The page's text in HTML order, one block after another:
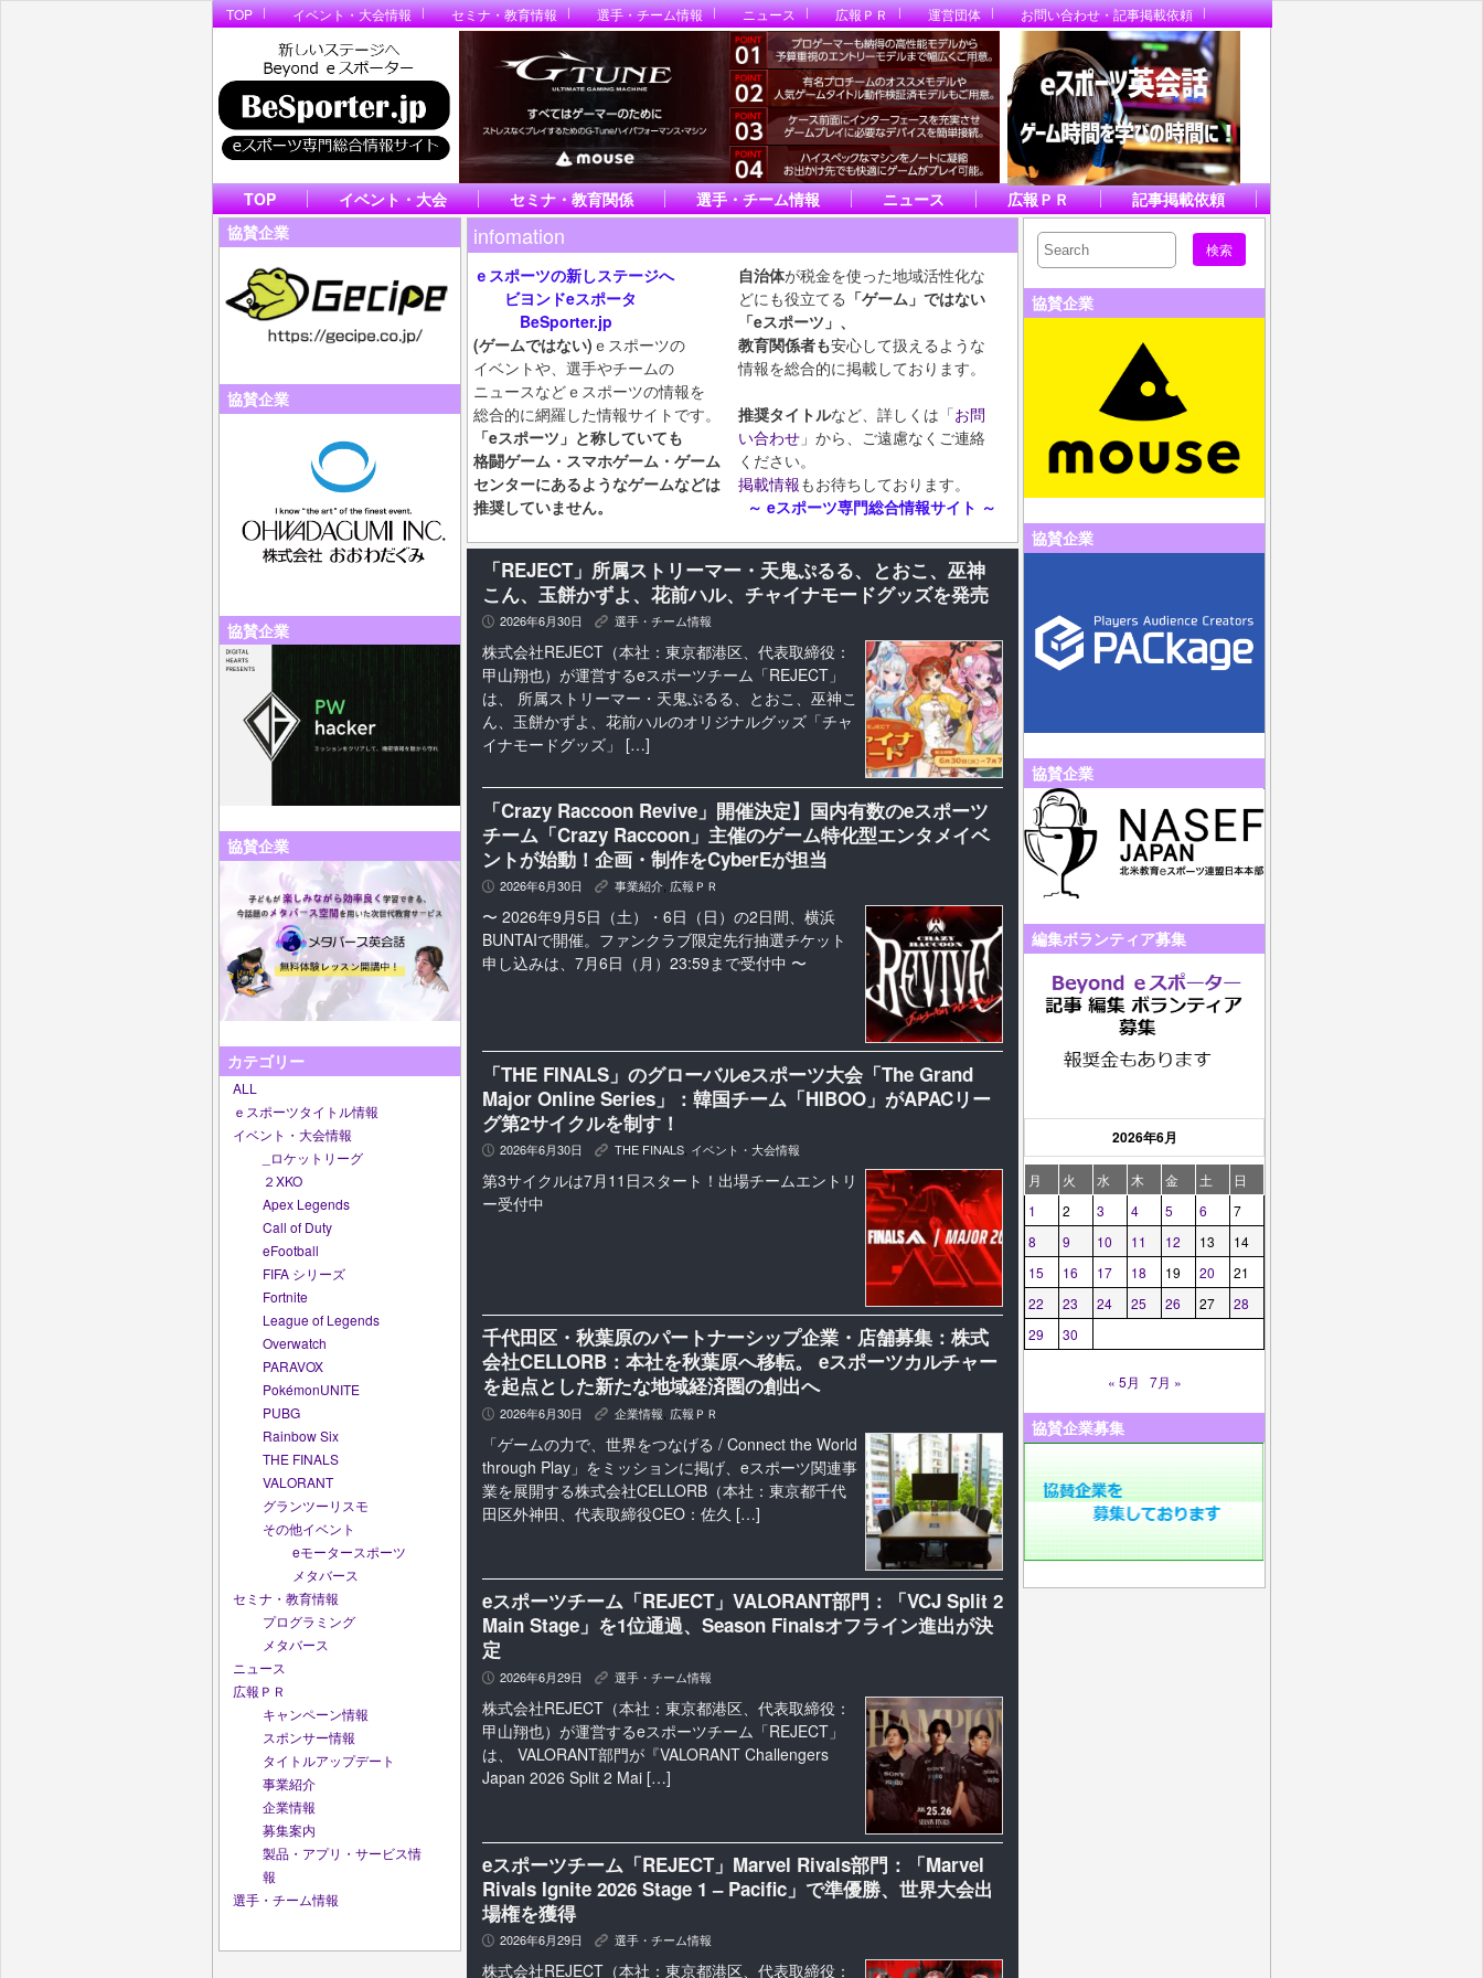
TOP イベント・大会情報 セミナ・教育情報 選手・チーム情報 ニュース 広報ＰＲ 運営団体 お問い合わせ・記事掲載依頼
TOP イベント・大会 セミナ・教育関係 選手・チーム情報 ニュース 広報ＰＲ
記事掲載依頼
協賛企業
協賛企業
協賛企業
協賛企業
カテゴリー
ALL
ｅスポーツタイトル情報
イベント・大会情報
_ロケットリーグ
２XKO
Apex Legends
Call of Duty
eFootball
FIFA シリーズ
Fortnite
League of Legends
Overwatch
PARAVOX
PokémonUNITE
PUBG
Rainbow Six
THE FINALS
VALORANT
グランツーリスモ
その他イベント
eモータースポーツ
メタバース
セミナ・教育情報
プログラミング
メタバース
ニュース
広報ＰＲ
キャンペーン情報
スポンサー情報
タイトルアップデート
事業紹介
企業情報
募集案内
製品・アプリ・サービス情
報
選手・チーム情報
infomation
ｅスポーツの新しステージへ
ビヨンドeスポータ
BeSporter.jp
(ゲームではない) ｅスポーツの
イベントや、選手やチームの
ニュースなどｅスポーツの情報を
総合的に網羅した情報サイトです。
「eスポーツ」と称していても
格闘ゲーム・スマホゲーム・ゲーム
センターにあるようなゲームなどは
推奨していません。
自治体が税金を使った地域活性化な
どにも役立てる 「ゲーム」ではない
「eスポーツ」 、
教育関係者も安心して扱えるような
情報を総合的に掲載しております。
推奨タイトルなど、詳しくは「お問
い合わせ 」から、ご遠慮なくご連絡
ください。
掲載情報もお待ちしております。
～ eスポーツ専門総合情報サイト ～
「REJECT」所属ストリーマー・天鬼ぷるる、とおこ、巫神
こん、玉餅かずよ、花前ハル、チャイナモードグッズを発売
P 2026年6月30日 K 選手・チーム情報
株式会社REJECT（本社：東京都港区、代表取締役：
甲山翔也）が運営するeスポーツチーム「REJECT」
は、 所属ストリーマー・天鬼ぷるる、とおこ、巫神こ
ん、玉餅かずよ、花前ハルのオリジナルグッズ「チャ
イナモードグッズ」 […]
「Crazy Raccoon Revive」開催決定】国内有数のeスポーツ
チーム「Crazy Raccoon」主催のゲーム特化型エンタメイベ
ントが始動！企画・制作をCyberEが担当
P 2026年6月30日 K 事業紹介 広報ＰＲ
〜 2026年9月5日（土）・6日（日）の2日間、横浜
BUNTAIで開催。ファンクラブ限定先行抽選チケット
申し込みは、7月6日（月）23:59まで受付中 〜
「THE FINALS」のグローバルeスポーツ大会「The Grand
Major Online Series」：韓国チーム「HIBOO」がAPACリー
グ第2サイクルを制す！
P 2026年6月30日 K THE FINALS イベント・大会情報
第3サイクルは7月11日スタート！出場チームエントリ
ー受付中
千代田区・秋葉原のパートナーシップ企業・店舗募集：株式
会社CELLORB：本社を秋葉原へ移転。 eスポーツカルチャー
を起点とした新たな地域経済圏の創出へ
P 2026年6月30日 K 企業情報 広報ＰＲ
「ゲームの力で、世界をつなげる / Connect the World
through Play」をミッションに掲げ、eスポーツ関連事
業を展開する株式会社CELLORB（本社：東京都千代
田区外神田、代表取締役CEO：佐久 […]
eスポーツチーム「REJECT」VALORANT部門：「VCJ Split 2
Main Stage」を1位通過、Season Finalsオフライン進出が決
定
P 2026年6月29日 K 選手・チーム情報
株式会社REJECT（本社：東京都港区、代表取締役：
甲山翔也）が運営するeスポーツチーム「REJECT」
は、 VALORANT部門が『VALORANT Challengers
Japan 2026 Split 2 Mai […]
eスポーツチーム「REJECT」Marvel Rivals部門：「Marvel
Rivals Ignite 2026 Stage 1 – Pacific」で準優勝、世界大会出
場権を獲得
P 2026年6月29日 K 選手・チーム情報
株式会社REJECT（本社：東京都港区、代表取締役：
協賛企業
協賛企業
協賛企業
編集ボランティア募集
2026年6月
月 火 水 木 金 土
日
1
2 3 4 5 6
7
8
9 10 11 12 13
14
15
16 17 18 19 20
21
22
23 24 25 26 27
28
29
30
« 5月 7月 »
協賛企業募集